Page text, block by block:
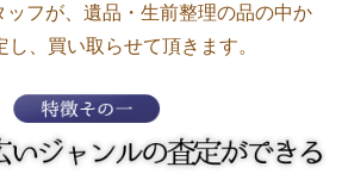
フが、遺品・生前整理の品の中か
、買い取らせて頂きます。